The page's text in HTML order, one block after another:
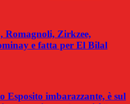
Romagnoli, Zirkzee,
e fatta per El Bilal
imbarazzante, è sul